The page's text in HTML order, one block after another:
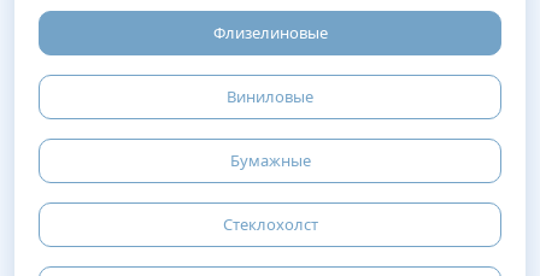
Флизелиновые
Виниловые
Бумажные
Стеклохолст